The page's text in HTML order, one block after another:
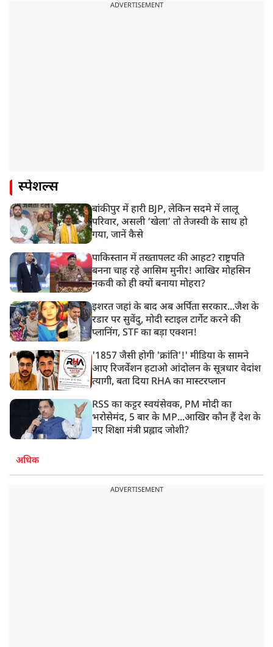
ADVERTISEMENT
स्पेशल्स
बांकीपुर में हारी BJP, लेकिन सदमे में लालू
परिवार, असली ‘खेला’ तो तेजस्वी के साथ हो
गया, जानें कैसे
पाकिस्तान में तख्तापलट की आहट? राष्ट्रपति
बनना चाह रहे आसिम मुनीर! आखिर मोहसिन
नकवी को ही क्यों बनाया मोहरा?
इशरत जहां के बाद अब अर्पिता सरकार...जैश के
रडार पर सुवेंदु, मोदी स्टाइल टार्गेट करने की
प्लानिंग, STF का बड़ा एक्शन!
'1857 जैसी होगी 'क्रांति'!' मीडिया के सामने
आए रिजर्वेशन हटाओ आंदोलन के सूत्रधार वेदांश
त्यागी, बता दिया RHA का मास्टरप्लान
RSS का कट्टर स्वयंसेवक, PM मोदी का
भरोसेमंद, 5 बार के MP...आखिर कौन हैं देश के
नए शिक्षा मंत्री प्रह्लाद जोशी?
अधिक
ADVERTISEMENT